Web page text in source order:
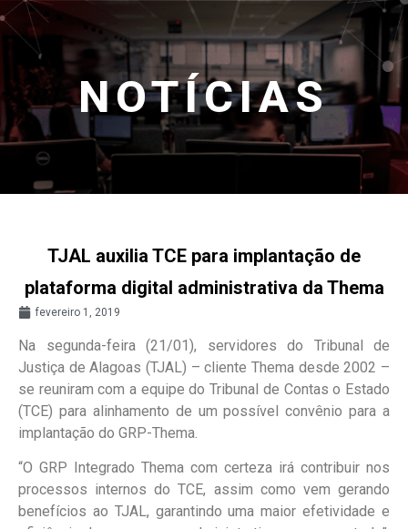
NOTÍCIAS
TJAL auxilia TCE para implantação de
plataforma digital administrativa da Thema
fevereiro 1, 2019
Na segunda-feira (21/01), servidores do Tribunal de
Justiça de Alagoas (TJAL) – cliente Thema desde 2002 –
se reuniram com a equipe do Tribunal de Contas o Estado
(TCE) para alinhamento de um possível convênio para a
implantação do GRP-Thema.
“O GRP Integrado Thema com certeza irá contribuir nos
processos internos do TCE, assim como vem gerando
benefícios ao TJAL, garantindo uma maior efetividade e